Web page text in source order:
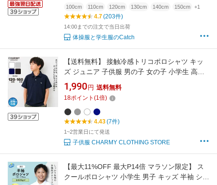
100cm 110cm 120cm 130cm 140cm 150cm +1
4.7(203件)
14:00までの注文で当日出荷
体操服と学生服のCatch
【送料無料】 接触冷感トリコポロシャツ キッ
ズ ジュニア 子供服 男の子 女の子 小学生 高学
年 中学生 半袖 ポロ シャツ カジュアル きれい
め 大人っぽい アウトドア 冷感 涼しい 冠婚葬祭
制服 フォーマル
1,990 円 送料無料
18ポイント (1倍)
4.43(7件)
1~2営業日にて発送
子供服 CHARMY CLOTHING STORE
【最大11%OFF 最大P14倍 マラソン限定】 ス
クールポロシャツ 小学生 男子 キッズ 半袖 シロ